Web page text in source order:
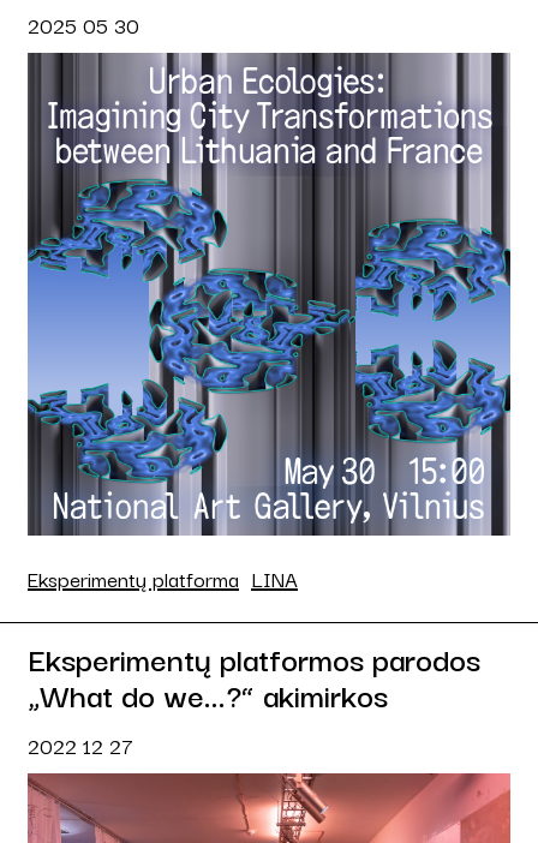
2025 05 30
Eksperimentų platforma LINA
Eksperimentų platformos parodos
„What do we...?“ akimirkos
2022 12 27